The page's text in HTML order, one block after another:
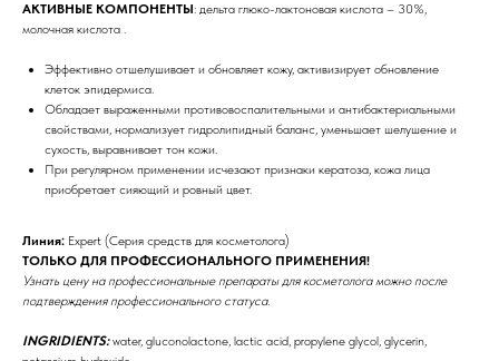
АКТИВНЫЕ КОМПОНЕНТЫ: дельта глюко-лактоновая кислота – 30%,
молочная кислота .
Эффективно отшелушивает и обновляет кожу, активизирует обновление
клеток эпидермиса.
Обладает выраженными противовоспалительными и антибактериальными
свойствами, нормализует гидролипидный баланс, уменьшает шелушение и
сухость, выравнивает тон кожи.
При регулярном применении исчезают признаки кератоза, кожа лица
приобретает сияющий и ровный цвет.
Линия: Expert (Серия средств для косметолога)
ТОЛЬКО ДЛЯ ПРОФЕССИОНАЛЬНОГО ПРИМЕНЕНИЯ!
Узнать цену на профессиональные препараты для косметолога можно после
подтверждения профессионального статуса.
INGRIDIENTS:water, gluconolactone, lactic acid, рropylene glycol, glycerin,